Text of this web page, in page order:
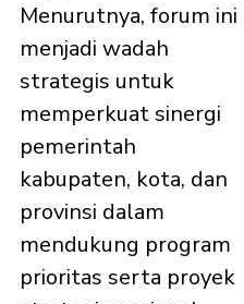
Menurutnya, forum ini
menjadi wadah
strategis untuk
memperkuat sinergi
pemerintah
kabupaten, kota, dan
provinsi dalam
mendukung program
prioritas serta proyek